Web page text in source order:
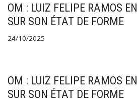
OM : LUIZ FELIPE RAMOS
SUR SON ÉTAT DE FORME
24/10/2025
OM : LUIZ FELIPE RAMOS
SUR SON ÉTAT DE FORME